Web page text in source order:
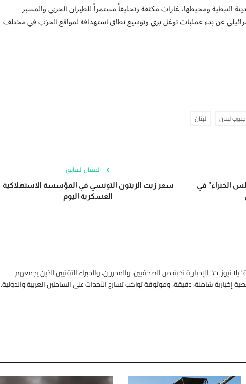
النبطية ومحيطها، غارات مكثفة وتحليقاً مستمراً للطيران الحربي والمسير
عن بدء عمليات توغل بري وتوسيع نطاق استهدافه لمواقع الحزب في مختلف
جنوب لبنان لبنان
المقال السابق
سعر زيت الزيتون التونسي في المؤسسة الاستهلاكية
العسكرية اليوم
الخبراء" في
نيوز نت" الإخبارية نخبة من الصحفيين، والمحررين، والخبراء التقنيين الذين يجمعهم
إخبارية شاملة، دقيقة، وموثوقة تواكب تسارع الأحداث على الساحتين العربية والدولية.